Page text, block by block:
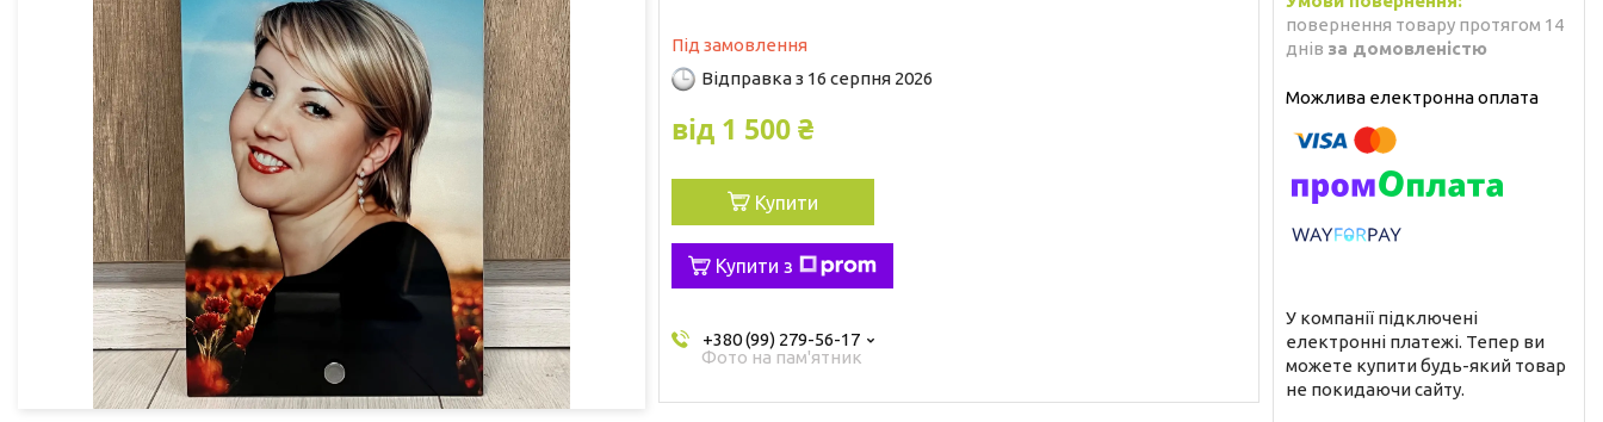
Під замовлення
Відправка з 16 серпня 2026
від 1 500 ₴
Купити
Купити з
+380 (99) 279-56-17
Фото на пам'ятник
повернення товару протягом 14
днів за домовленістю
У компанії підключені
електронні платежі. Тепер ви
можете купити будь-який товар
не покидаючи сайту.